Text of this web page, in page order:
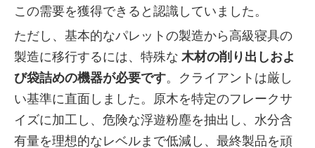
この需要を獲得できると認識していました。
ただし、基本的なパレットの製造から高級寝具の
製造に移行するには、特殊な 木材の削り出しおよ
び袋詰めの機器が必要です。クライアントは厳し
い基準に直面しました。原木を特定のフレークサ
イズに加工し、危険な浮遊粉塵を抽出し、水分含
有量を理想的なレベルまで低減し、最終製品を頑